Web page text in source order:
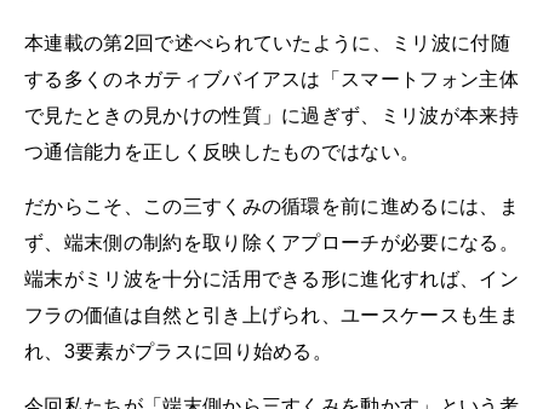
本連載の第2回で述べられていたように、ミリ波に付随
する多くのネガティブバイアスは「スマートフォン主体
で見たときの見かけの性質」に過ぎず、ミリ波が本来持
つ通信能力を正しく反映したものではない。
だからこそ、この三すくみの循環を前に進めるには、ま
ず、端末側の制約を取り除くアプローチが必要になる。
端末がミリ波を十分に活用できる形に進化すれば、イン
フラの価値は自然と引き上げられ、ユースケースも生ま
れ、3要素がプラスに回り始める。